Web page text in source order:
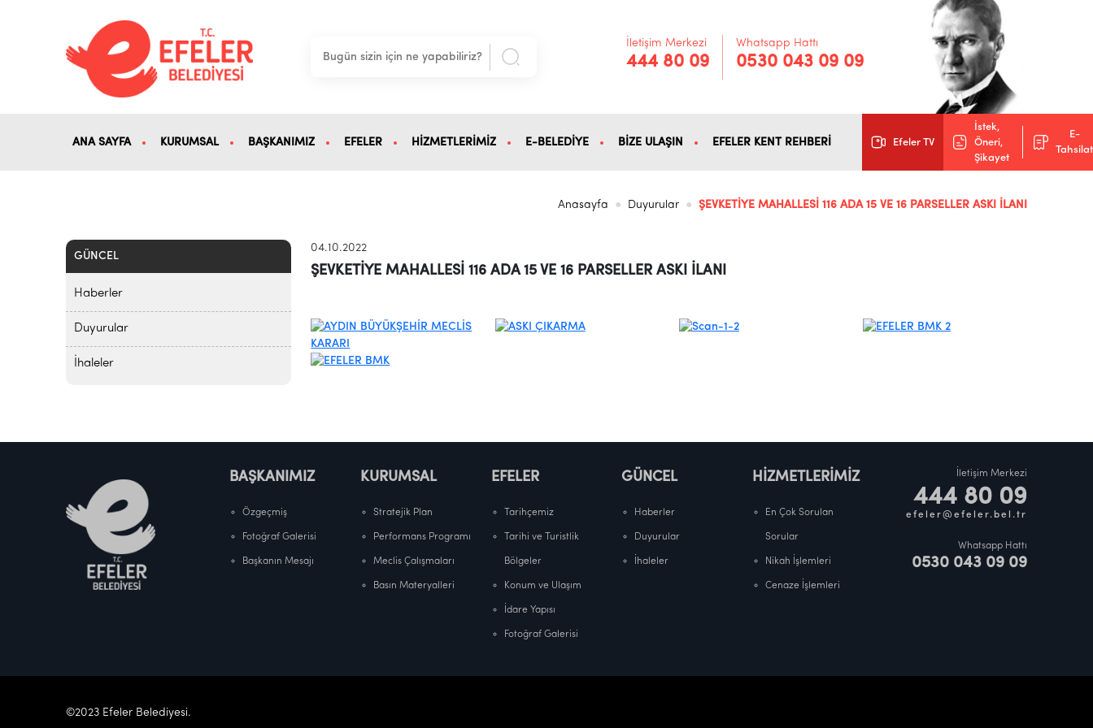
İletişim Merkezi
444 80 09
Whatsapp Hattı
0530 043 09 09
ANA SAYFA KURUMSAL BAŞKANIMIZ EFELER HİZMETLERİMİZ E-BELEDİYE BİZE ULAŞIN EFELER KENT REHBERİ Efeler TV
İstek,
Öneri,
Şikayet
E-
Tahsilat
Anasayfa Duyurular ŞEVKETİYE MAHALLESİ 116 ADA 15 VE 16 PARSELLER ASKI İLANI
GÜNCEL
Haberler
Duyurular
İhaleler
04.10.2022
ŞEVKETİYE MAHALLESİ 116 ADA 15 VE 16 PARSELLER ASKI İLANI
BAŞKANIMIZ
Özgeçmiş
Fotoğraf Galerisi
Başkanın Mesajı
KURUMSAL
Stratejik Plan
Performans Programı
Meclis Çalışmaları
Basın Materyalleri
EFELER
Tarihçemiz
Tarihi ve Turistlik
Bölgeler
Konum ve Ulaşım
İdare Yapısı
Fotoğraf Galerisi
GÜNCEL
Haberler
Duyurular
İhaleler
HİZMETLERİMİZ
En Çok Sorulan
Sorular
Nikah İşlemleri
Cenaze İşlemleri
İletişim Merkezi
444 80 09
efeler@efeler.bel.tr
Whatsapp Hattı
0530 043 09 09
©2023 Efeler Belediyesi.